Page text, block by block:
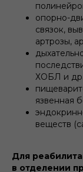
опорно-
связок,
артрозы,
ХОБЛ и
язвенная
веществ
Для
в отделении